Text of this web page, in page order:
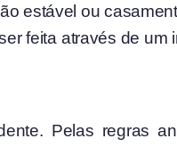
estável ou
feita através de um
Pelas regras